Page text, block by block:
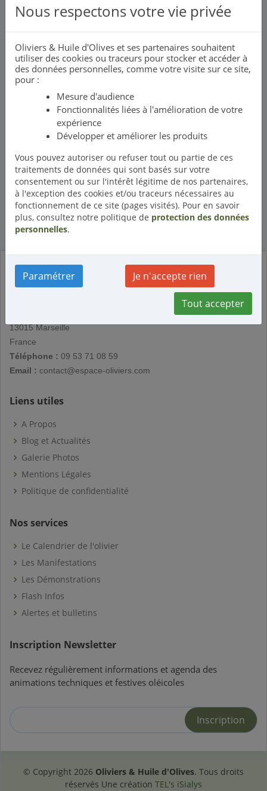
Contactez-nous
Notre actualité
Bienvenue sur le portail de l'olivier
Ce portail olivier de provence a pour vocation
de vous faire découvrir l'univers de l'
représente une partie importante dans la vie de l'homme.
ACCÉDER AUX ACTUALITÉS
13015 Marseille
France
Téléphone : 09 53 71 08 59
Email : contact@espace-oliviers.com
Liens utiles
A Propos
Blog et Actualités
Galerie Photos
Mentions Légales
Politique de confidentialité
Nos services
Le Calendrier de l'olivier
Les Manifestations
Les Démonstrations
Flash Infos
Alertes et bulletins
Inscription Newsletter
Recevez régulièrement informations et agenda des
animations techniques et festives oléicoles
© Copyright 2026 Oliviers & Huile d'Olives. Tous droits
réservés Une création TEL's iSialys
Nous respectons votre vie privée
Oliviers & Huile d'Olives et ses partenaires souhaitent
utiliser des cookies ou traceurs pour stocker et accéder à
des données personnelles, comme votre visite sur ce site,
pour :
Mesure d'audience
Fonctionnalités liées à l'amélioration de votre
expérience
Développer et améliorer les produits
Vous pouvez autoriser ou refuser tout ou partie de ces
traitements de données qui sont basés sur votre
consentement ou sur l'intérêt légitime de nos partenaires,
à l'exception des cookies et/ou traceurs nécessaires au
fonctionnement de ce site (pages visités). Pour en savoir
plus, consultez notre politique de protection des données
personnelles.
Paramétrer Je n'accepte rien
Tout accepter